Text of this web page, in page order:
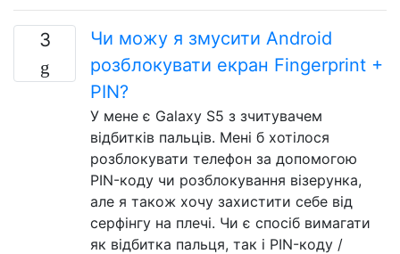
3
Чи можу я змусити Android
розблокувати екран Fingerprint +
PIN?
У мене є Galaxy S5 з зчитувачем
відбитків пальців. Мені б хотілося
розблокувати телефон за допомогою
PIN-коду чи розблокування візерунка,
але я також хочу захистити себе від
серфінгу на плечі. Чи є спосіб вимагати
як відбитка пальця, так і PIN-коду /